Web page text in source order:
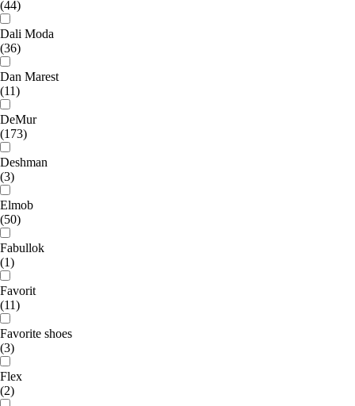
(44)
Dali Moda
(36)
Dan Marest
(11)
DeMur
(173)
Deshman
(3)
Elmob
(50)
Fabullok
(1)
Favorit
(11)
Favorite shoes
(3)
Flex
(2)